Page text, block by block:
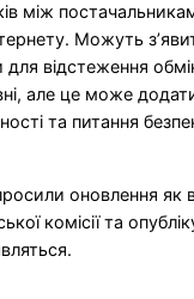
між
Можуть
для відстеження
але це може
та питання
оновлення як
комісії та